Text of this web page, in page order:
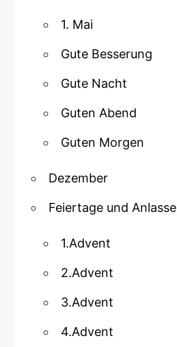
1. Mai
Gute Besserung
Gute Nacht
Guten Abend
Guten Morgen
Dezember
Feiertage und Anlasse
1.Advent
2.Advent
3.Advent
4.Advent